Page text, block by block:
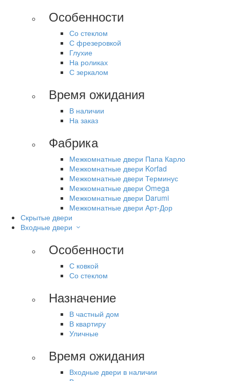
Особенности
Со стеклом
С фрезеровкой
Глухие
На роликах
С зеркалом
Время ожидания
В наличии
На заказ
Фабрика
Межкомнатные двери Папа Карло
Межкомнатные двери Korfad
Межкомнатные двери Терминус
Межкомнатные двери Omega
Межкомнатные двери Darumi
Межкомнатные двери Арт-Дор
Скрытые двери
Входные двери
Особенности
С ковкой
Со стеклом
Назначение
В частный дом
В квартиру
Уличные
Время ожидания
Входные двери в наличии